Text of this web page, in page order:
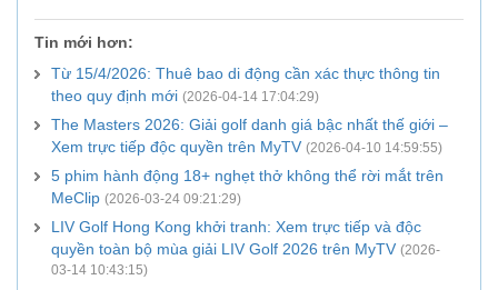
Tin mới hơn:
Từ 15/4/2026: Thuê bao di động cần xác thực thông tin
theo quy định mới (2026-04-14 17:04:29)
The Masters 2026: Giải golf danh giá bậc nhất thế giới –
Xem trực tiếp độc quyền trên MyTV (2026-04-10 14:59:55)
5 phim hành động 18+ nghẹt thở không thể rời mắt trên
MeClip (2026-03-24 09:21:29)
LIV Golf Hong Kong khởi tranh: Xem trực tiếp và độc
quyền toàn bộ mùa giải LIV Golf 2026 trên MyTV (2026-
03-14 10:43:15)